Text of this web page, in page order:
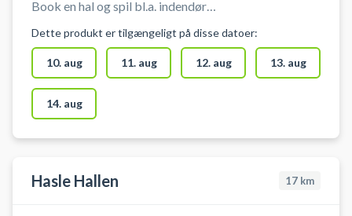
Book en hal og spil bl.a. indendørs
Svaneke på Bornholm. Der skal
benyttes indendørs fodtøj.
Medbring selv udstyr fx indendørs
fodbold eller håndbold ved
booking af hele hallen i Svaneke
Hallen. Gratis parkering ved
komme til, hvis du lejer hele hallen
Dette produkt er tilgængeligt på disse datoer:
10. aug 11. aug 12. aug 13. aug
14. aug
Hasle Hallen 17 km